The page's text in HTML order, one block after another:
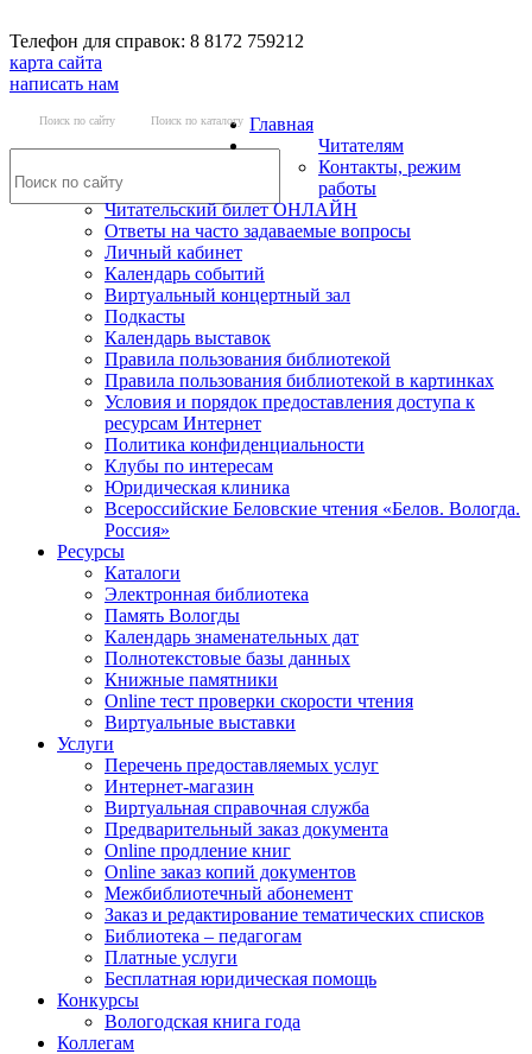
Телефон для справок: 8 8172 759212
карта сайта
написать нам
Поиск по сайту Поиск по каталогу Главная
Читателям
Контакты, режим
работы
Читательский билет ОНЛАЙН
Ответы на часто задаваемые вопросы
Личный кабинет
Календарь событий
Виртуальный концертный зал
Подкасты
Календарь выставок
Правила пользования библиотекой
Правила пользования библиотекой в картинках
Условия и порядок предоставления доступа к
ресурсам Интернет
Политика конфиденциальности
Клубы по интересам
Юридическая клиника
Всероссийские Беловские чтения «Белов. Вологда.
Россия»
Ресурсы
Каталоги
Электронная библиотека
Память Вологды
Календарь знаменательных дат
Полнотекстовые базы данных
Книжные памятники
Online тест проверки скорости чтения
Виртуальные выставки
Услуги
Перечень предоставляемых услуг
Интернет-магазин
Виртуальная справочная служба
Предварительный заказ документа
Online продление книг
Online заказ копий документов
Межбиблиотечный абонемент
Заказ и редактирование тематических списков
Библиотека – педагогам
Платные услуги
Бесплатная юридическая помощь
Конкурсы
Вологодская книга года
Коллегам